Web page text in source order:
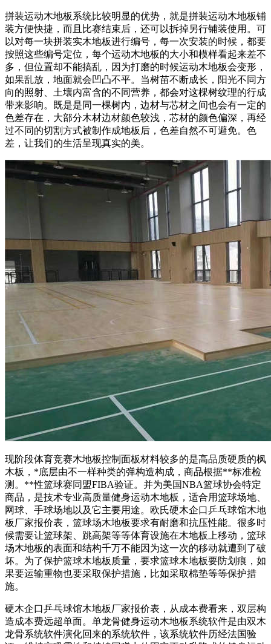
拼装运动木地板系统比较明显的优势，就是拼装运动木地板铺
装方便快捷，而且比赛结束后，还可以拆掉另行铺装使用。可
以对每一块拼装实木地板进行编号，每一次安装的时候，都要
按照这些编号定位，每个运动木地板的大小和模样看起来差不
多，但位置却不能搞乱，因为打磨的时候运动木地板会变形，
如果乱放，地面就会凹凸不平。当树苗不断成长，阳光不同方
向的照射、土壤内富含的不同营养，都会对这棵树纹理的行成
带来影响。既是是同一棵树内，边材与芯材之间也会有一定的
色差存在，大部分木材边材颜色较浅，芯材的颜色偏深，再经
过不同的切割方式被制作成地板后，色差自然不可避免。色
差，让我们的生活呈现真实的美。
现阶段体育竞赛木地板控制面板材料较多的是高品质硬质的枫
木板，*底层由不一样种类的弹构造构成，商品根据**标准检
测。**性篮球赛同盟FIBA验证。并为美国NBA篮球协会特定
商品，是技术专业高质量健身运动木地板，适合用篮球场地、
网球、手球场地以及它主要用途。欧氏硬木企口乒乓球馆木地
板厂家报价表，篮球场木地板要求有耐磨和抗压性能。很多时
候需要让篮球架、跳高架等等体育设施在木地板上移动，篮球
场木地板的表面和结构千万不能因为这一次的移动就遭到了破
坏。为了保护篮球木地板质量，要求篮球木地板要防划痕，如
果要运输重物也要采取保护措施，比如采取棉垫等等保护措
施。
硬木企口乒乓球馆木地板厂家报价表，从成本费看来，双层构
造成本费远超单面。单龙骨健身运动木地板系统软件是由双木
龙骨系统软件演化回来的系统软件，该系统软件历经法国验